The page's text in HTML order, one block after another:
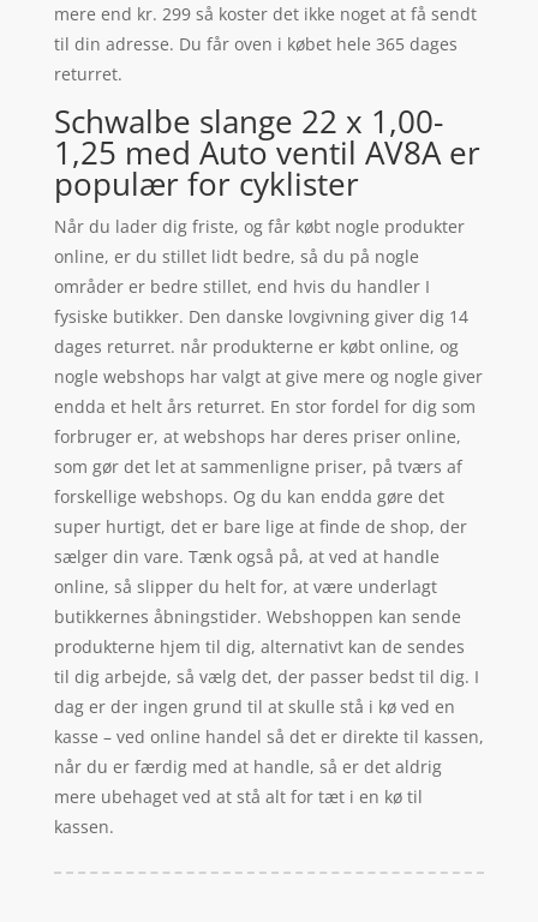
mere end kr. 299 så koster det ikke noget at få sendt
til din adresse. Du får oven i købet hele 365 dages
returret.
Schwalbe slange 22 x 1,00-
1,25 med Auto ventil AV8A er
populær for cyklister
Når du lader dig friste, og får købt nogle produkter
online, er du stillet lidt bedre, så du på nogle
områder er bedre stillet, end hvis du handler I
fysiske butikker. Den danske lovgivning giver dig 14
dages returret. når produkterne er købt online, og
nogle webshops har valgt at give mere og nogle giver
endda et helt års returret. En stor fordel for dig som
forbruger er, at webshops har deres priser online,
som gør det let at sammenligne priser, på tværs af
forskellige webshops. Og du kan endda gøre det
super hurtigt, det er bare lige at finde de shop, der
sælger din vare. Tænk også på, at ved at handle
online, så slipper du helt for, at være underlagt
butikkernes åbningstider. Webshoppen kan sende
produkterne hjem til dig, alternativt kan de sendes
til dig arbejde, så vælg det, der passer bedst til dig. I
dag er der ingen grund til at skulle stå i kø ved en
kasse – ved online handel så det er direkte til kassen,
når du er færdig med at handle, så er det aldrig
mere ubehaget ved at stå alt for tæt i en kø til
kassen.